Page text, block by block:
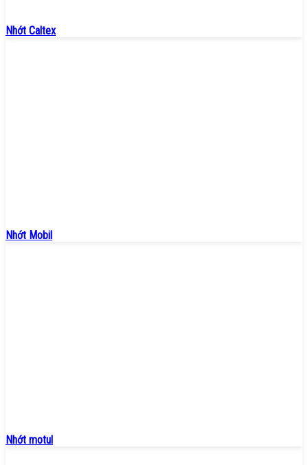
Nhớt Caltex
Nhớt Mobil
Nhớt motul